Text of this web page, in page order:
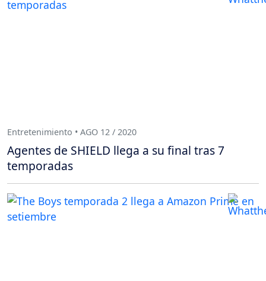
Entretenimiento • AGO 12 / 2020
Agentes de SHIELD llega a su final tras 7
temporadas